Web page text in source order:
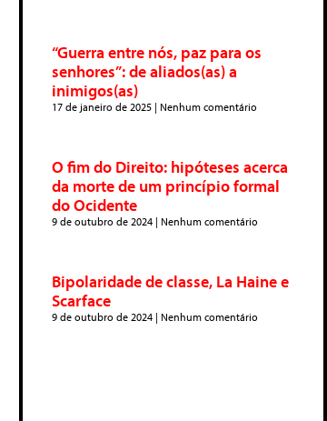
“Guerra entre nós, paz para os
senhores”: de aliados(as) a
inimigos(as)
17 de janeiro de 2025 Nenhum comentário
O fim do Direito: hipóteses acerca
da morte de um princípio formal
do Ocidente
9 de outubro de 2024 Nenhum comentário
Bipolaridade de classe, La Haine e
Scarface
9 de outubro de 2024 Nenhum comentário